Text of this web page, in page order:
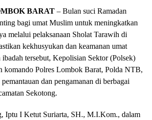
BARAT – Bulan suci Ramadan
bagi umat Muslim untuk meningkatkan
melalui pelaksanaan Sholat Tarawih di
kekhusyukan dan keamanan umat
ibadah tersebut, Kepolisian Sektor (Polsek)
komando Polres Lombok Barat, Polda NTB,
dan pengamanan di berbagai
Sekotong.
Iptu I Ketut Suriarta, SH., M.I.Kom., dalam